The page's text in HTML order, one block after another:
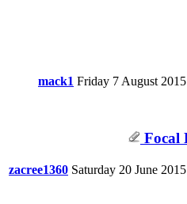
mack1 Friday 7 August 2015
zacree1360 Saturday 20 June 2015